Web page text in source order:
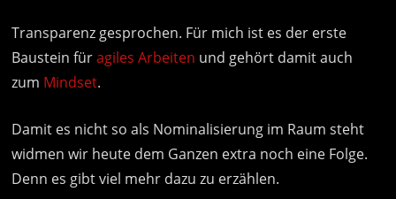
Transparenz gesprochen. Für mich ist es der erste
Baustein füragiles Arbeiten und gehört damit auch
zum Mindset.
Damit es nicht so als Nominalisierung im Raum steht
widmen wir heute dem Ganzen extra noch eine Folge.
Denn es gibt viel mehr dazu zu erzählen.